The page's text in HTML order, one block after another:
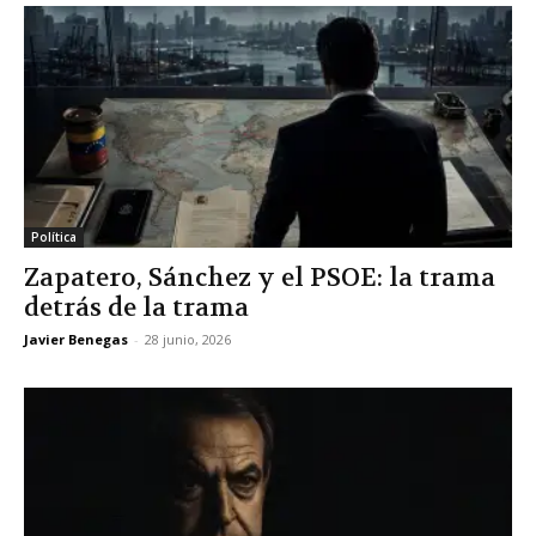
Política
Zapatero, Sánchez y el PSOE: la trama
detrás de la trama
Javier Benegas - 28 junio, 2026